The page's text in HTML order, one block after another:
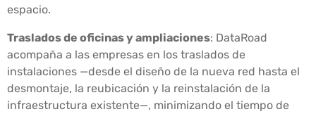
espacio.
Traslados de oficinas y ampliaciones: DataRoad
acompaña a las empresas en los traslados de
instalaciones —desde el diseño de la nueva red hasta el
desmontaje, la reubicación y la reinstalación de la
infraestructura existente—, minimizando el tiempo de